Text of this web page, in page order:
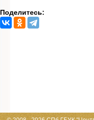
Поделитесь: